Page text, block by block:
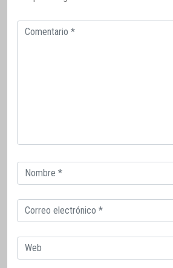
Comentario
Correo
electrónico
Correo
electrónico
Web